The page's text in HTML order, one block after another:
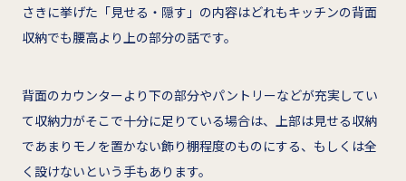
さきに挙げた「見せる・隠す」の内容はどれもキッチンの背面
収納でも腰高より上の部分の話です。
背面のカウンターより下の部分やパントリーなどが充実してい
て収納力がそこで十分に足りている場合は、上部は見せる収納
であまりモノを置かない飾り棚程度のものにする、もしくは全
く設けないという手もあります。